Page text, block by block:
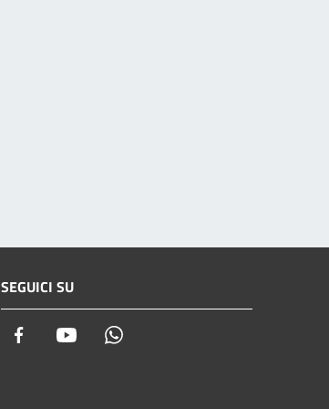
SEGUICI SU
Facebook Youtube